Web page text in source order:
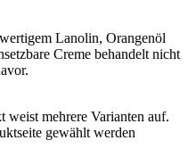
Lanolin, Orangenöl
Creme behandelt nicht
weist mehrere Varianten auf.
gewählt werden